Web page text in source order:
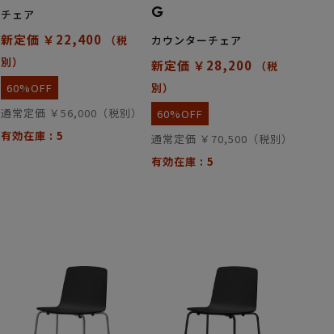
チェア
新定価 ￥22,400
（税
別）
60%OFF
通常定価 ￥56,000（税別）
有効在庫 : 5
G
カウンターチェア
新定価 ￥28,200
（税
別）
60%OFF
通常定価 ￥70,500（税別）
有効在庫 : 5